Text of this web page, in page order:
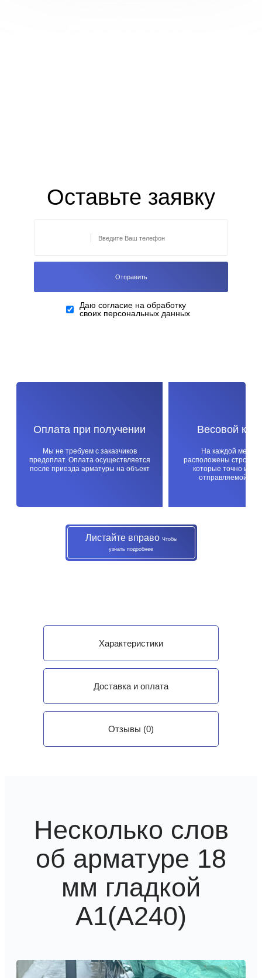
Оставьте заявку
Даю согласие на обработку
своих персональных данных
Оплата при получении
Мы не требуем с заказчиков
предоплат. Оплата осуществляется
после приезда арматуры на объект
Весовой
На каждой
расположены
которые точно
отправляемой
Листайте вправо Чтобы
узнать подробнее
Характеристики
Доставка и оплата
Отзывы (0)
Несколько слов
об арматуре 18
мм гладкой
А1(А240)